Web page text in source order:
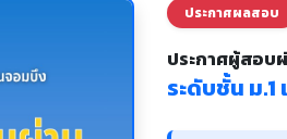
ประกาศผลสอบ
ประกาศผู้สอบ
ระดับชั้น ม